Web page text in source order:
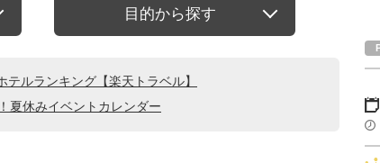
目的から探す
ルランキング【楽天トラベル】
夏休みイベントカレンダー